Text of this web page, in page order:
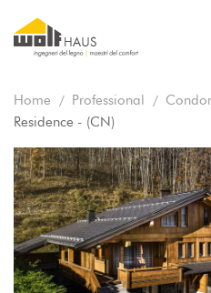
Home Professional
Residence - (CN)